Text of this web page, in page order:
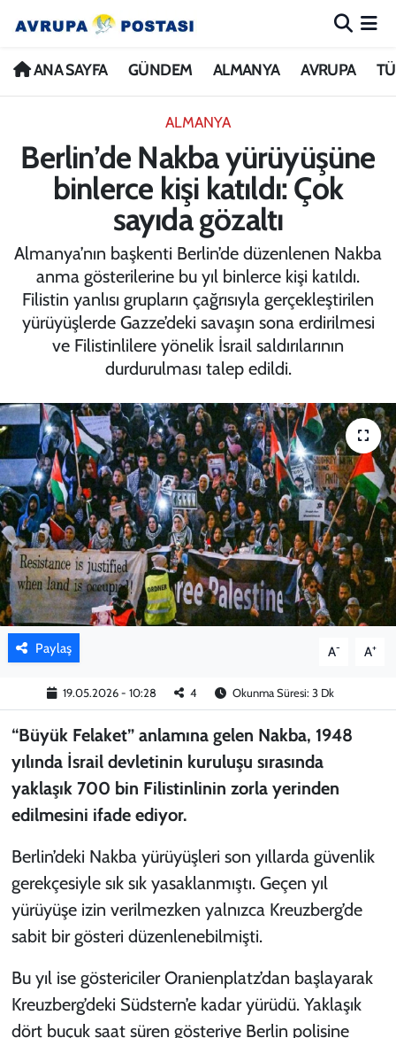
ANA SAYFA GÜNDEM ALMANYA AVRUPA
ALMANYA
Berlin’de Nakba yürüyüşüne
binlerce kişi katıldı: Çok
sayıda gözaltı
Almanya’nın başkenti Berlin’de düzenlenen Nakba
anma gösterilerine bu yıl binlerce kişi katıldı.
Filistin yanlısı grupların çağrısıyla gerçekleştirilen
yürüyüşlerde Gazze’deki savaşın sona erdirilmesi
ve Filistinlilere yönelik İsrail saldırılarının
durdurulması talep edildi.
Paylaş A- A+
19.05.2026 - 10:28 4 Okunma Süresi: 3 Dk
“Büyük Felaket” anlamına gelen Nakba, 1948
yılında İsrail devletinin kuruluşu sırasında
yaklaşık 700 bin Filistinlinin zorla yerinden
edilmesini ifade ediyor.
Berlin’deki Nakba yürüyüşleri son yıllarda güvenlik
gerekçesiyle sık sık yasaklanmıştı. Geçen yıl
yürüyüşe izin verilmezken yalnızca Kreuzberg’de
sabit bir gösteri düzenlenebilmişti.
Bu yıl ise göstericiler Oranienplatz’dan başlayarak
Kreuzberg’deki Südstern’e kadar yürüdü. Yaklaşık
dört buçuk saat süren gösteriye Berlin polisine
ANA SAYFA
ALMANYA
AVRUPA
TÜRKİYE
DÜNYA
KÜLTÜR
KADIN
YAZARLAR
Nöbetçi Eczaneler
İstanbul Namaz Vakitleri
Trafik Durumu
Avrupa Ligi Puan Durumu ve Fikstür
Tüm Manşetler
Son Dakika Haberleri